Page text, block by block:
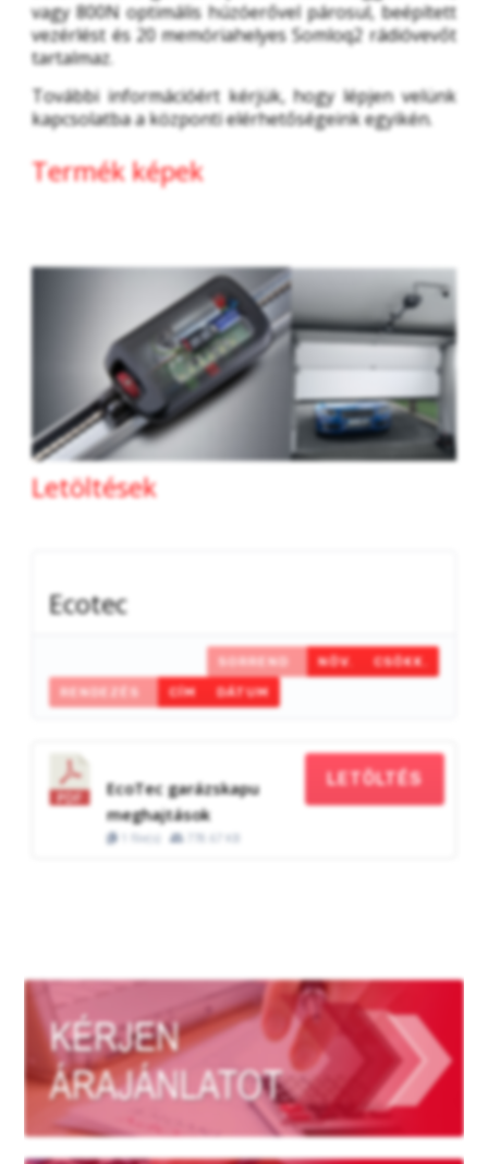
vagy 800N optimális húzóerővel párosul, beépített
vezérlést és 20 memóriahelyes Somloq2 rádióvevőt
tartalmaz.
További információért kérjük, hogy lépjen velünk
kapcsolatba a központi elérhetőségeink egyikén.
Termék képek
Letöltések
Ecotec
SORREND NÖV.
CSÖKK.
RENDEZÉS
CÍM DÁTUM
EcoTec garázskapu
meghajtások
1 file(s) 778.67 KB
LETÖLTÉS